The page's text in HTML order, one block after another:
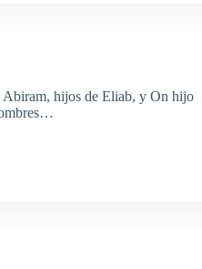
hijos de Eliab, y On hijo